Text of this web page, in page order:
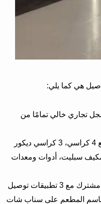
هي كما يلي:
60 متر مربع، بسجل تجاري خالي تمامًا من
2 شاشة لعرض العروض والمنيو، طاولة بار مع 4 كراسي، 3 كراسي ديكور
2 ثلاجة كبيرة، ثلاجة عصير ومشروبات غازية، 2 فريزر، 2 مكيف سبليت، أدوات ومعدات
المطعم تقييمه عالي على خرائط جوجل ماب، مشترك مع 3 تطبيقات توصيل
باسم المطعم على سناب شات